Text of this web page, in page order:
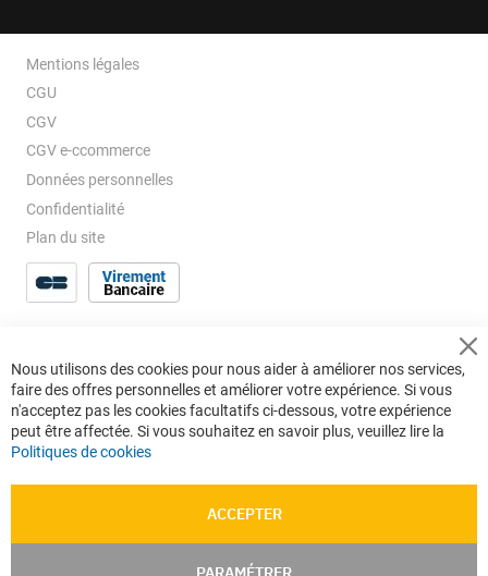
Mentions légales
CGU
CGV
CGV e-ccommerce
Données personnelles
Confidentialité
Plan du site
Nous utilisons des cookies pour nous aider à améliorer nos services,
faire des offres personnelles et améliorer votre expérience. Si vous
n'acceptez pas les cookies facultatifs ci-dessous, votre expérience
peut être affectée. Si vous souhaitez en savoir plus, veuillez lire la
Politiques de cookies
ACCEPTER